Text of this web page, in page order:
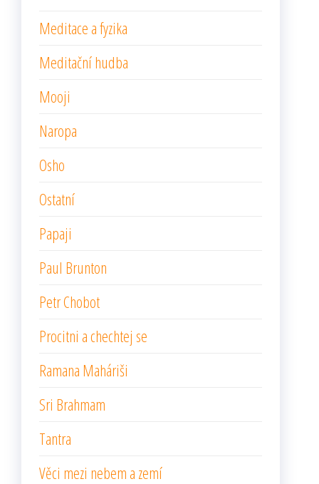
Meditace a fyzika
Meditační hudba
Mooji
Naropa
Osho
Ostatní
Papaji
Paul Brunton
Petr Chobot
Procitni a chechtej se
Ramana Maháriši
Sri Brahmam
Tantra
Věci mezi nebem a zemí